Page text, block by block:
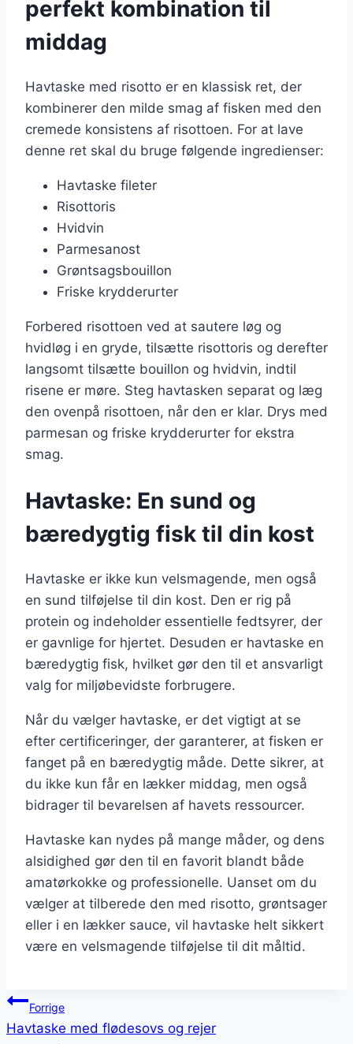
perfekt kombination til
middag
Havtaske med risotto er en klassisk ret, der
kombinerer den milde smag af fisken med den
cremede konsistens af risottoen. For at lave
denne ret skal du bruge følgende ingredienser:
Havtaske fileter
Risottoris
Hvidvin
Parmesanost
Grøntsagsbouillon
Friske krydderurter
Forbered risottoen ved at sautere løg og
hvidløg i en gryde, tilsætte risottoris og derefter
langsomt tilsætte bouillon og hvidvin, indtil
risene er møre. Steg havtasken separat og læg
den ovenpå risottoen, når den er klar. Drys med
parmesan og friske krydderurter for ekstra
smag.
Havtaske: En sund og
bæredygtig fisk til din kost
Havtaske er ikke kun velsmagende, men også
en sund tilføjelse til din kost. Den er rig på
protein og indeholder essentielle fedtsyrer, der
er gavnlige for hjertet. Desuden er havtaske en
bæredygtig fisk, hvilket gør den til et ansvarligt
valg for miljøbevidste forbrugere.
Når du vælger havtaske, er det vigtigt at se
efter certificeringer, der garanterer, at fisken er
fanget på en bæredygtig måde. Dette sikrer, at
du ikke kun får en lækker middag, men også
bidrager til bevarelsen af havets ressourcer.
Havtaske kan nydes på mange måder, og dens
alsidighed gør den til en favorit blandt både
amatørkokke og professionelle. Uanset om du
vælger at tilberede den med risotto, grøntsager
eller i en lækker sauce, vil havtaske helt sikkert
være en velsmagende tilføjelse til dit måltid.
Indlægsnavigation
Forrige
Havtaske med flødesovs og rejer